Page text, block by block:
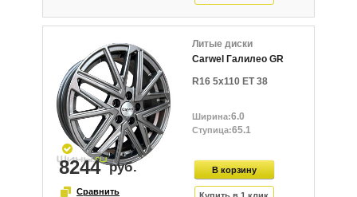
Литые диски
Carwel Галилео GR
R16 5x110 ET 38
6.0
65.1
8244